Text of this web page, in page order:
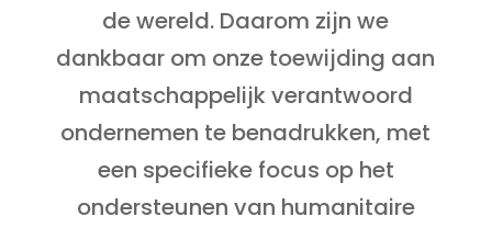
de wereld. Daarom zijn we
dankbaar om onze toewijding aan
maatschappelijk verantwoord
ondernemen te benadrukken, met
een specifieke focus op het
ondersteunen van humanitaire